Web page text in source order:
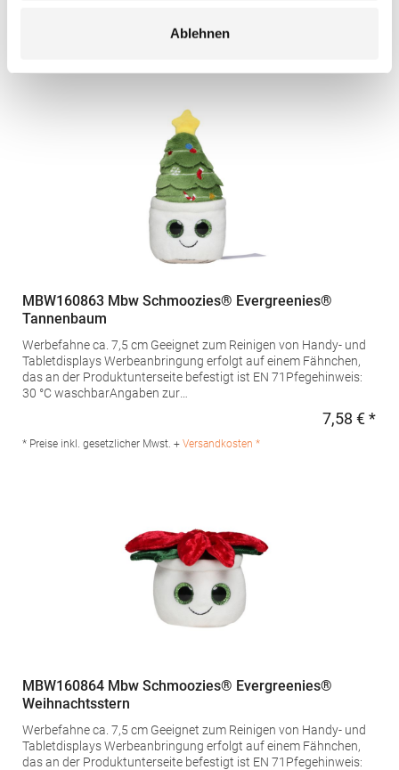
Ablehnen
Zugführer, Blue – Gruppenführer, Dark Blue – die moderne
Spielzeug! Von Kindern unter 3 Jahren fernhalten. Kann
Produktsicherheit: Herstellernummer:MBW124255mbw
Vertriebsges. mbH, Westerfeld 3, 24997 Wanderup,
Germanyinfo@mbw.shMaterialzusammensetzung: 100%
MBW160863 Mbw Schmoozies® Evergreenies®
Tannenbaum
Werbefahne ca. 7,5 cm Geeignet zum Reinigen von Handy- und
Tabletdisplays Werbeanbringung erfolgt auf einem Fähnchen,
das an der Produktunterseite befestigt ist EN 71Pfegehinweis:
30 °C waschbarAngaben zur
Germanyinfo@mbw.shMaterialzusammensetzung: Polyester,
7,58 € *
* Preise inkl. gesetzlicher Mwst. + Versandkosten *
MBW160864 Mbw Schmoozies® Evergreenies®
Weihnachtsstern
Werbefahne ca. 7,5 cm Geeignet zum Reinigen von Handy- und
Tabletdisplays Werbeanbringung erfolgt auf einem Fähnchen,
das an der Produktunterseite befestigt ist EN 71Pfegehinweis: